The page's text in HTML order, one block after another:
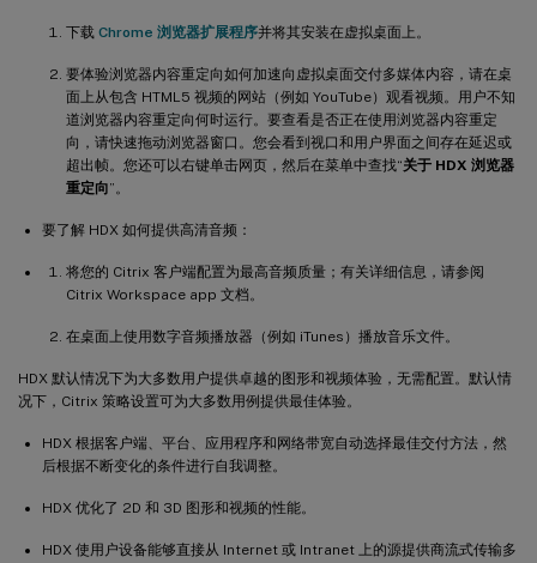
下载 Chrome 浏览器扩展程序并将其安装在虚拟桌面上。
要体验浏览器内容重定向如何加速向虚拟桌面交付多媒体内容，请在桌
面上从包含 HTML5 视频的网站（例如 YouTube）观看视频。用户不知
道浏览器内容重定向何时运行。要查看是否正在使用浏览器内容重定
向，请快速拖动浏览器窗口。您会看到视口和用户界面之间存在延迟或
超出帧。您还可以右键单击网页，然后在菜单中查找“关于 HDX 浏览器
重定向”。
要了解 HDX 如何提供高清音频：
将您的 Citrix 客户端配置为最高音频质量；有关详细信息，请参阅
Citrix Workspace app 文档。
在桌面上使用数字音频播放器（例如 iTunes）播放音乐文件。
HDX 默认情况下为大多数用户提供卓越的图形和视频体验，无需配置。默认情
况下，Citrix 策略设置可为大多数用例提供最佳体验。
HDX 根据客户端、平台、应用程序和网络带宽自动选择最佳交付方法，然
后根据不断变化的条件进行自我调整。
HDX 优化了 2D 和 3D 图形和视频的性能。
HDX 使用户设备能够直接从 Internet 或 Intranet 上的源提供商流式传输多